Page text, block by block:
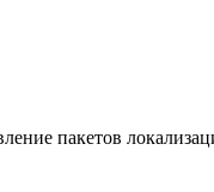
пакетов